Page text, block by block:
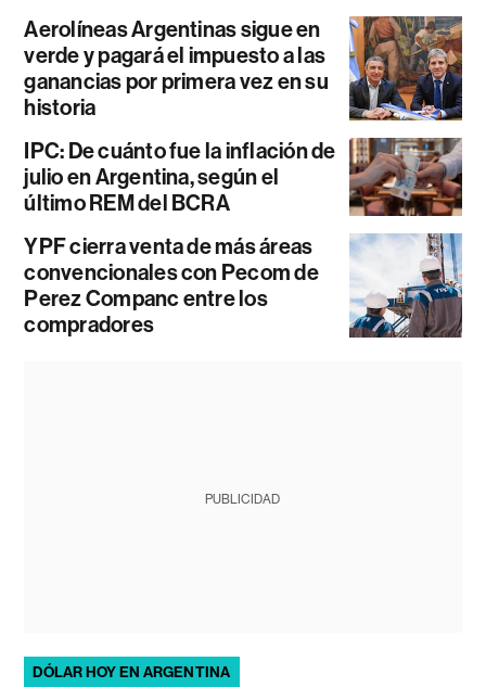
Aerolíneas Argentinas sigue en
verde y pagará el impuesto a las
ganancias por primera vez en su
historia
IPC: De cuánto fue la inflación de
julio en Argentina, según el
último REM del BCRA
YPF cierra venta de más áreas
convencionales con Pecom de
Perez Companc entre los
compradores
PUBLICIDAD
DÓLAR HOY EN ARGENTINA